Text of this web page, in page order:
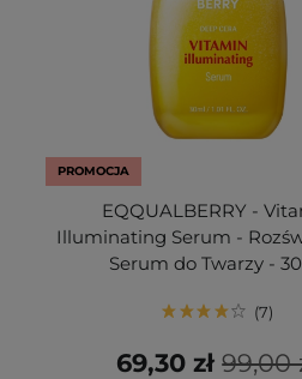
PROMOCJA
EQQUALBERRY -
Illuminating Serum -
Serum do Twarzy -
7
99,00
69,30 zł